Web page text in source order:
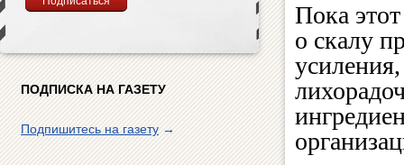
ПОДПИСКА НА ГАЗЕТУ
Подпишитесь на газету→
Пока
о скалу